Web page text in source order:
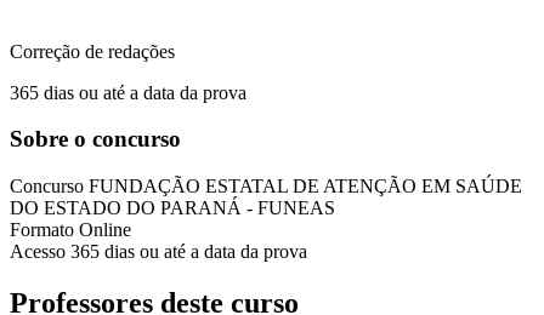
Correção de redações
365 dias ou até a data da prova
Sobre o concurso
Concurso FUNDAÇÃO ESTATAL DE ATENÇÃO EM SAÚDE
DO ESTADO DO PARANÁ - FUNEAS
Formato Online
Acesso 365 dias ou até a data da prova
Professores deste curso